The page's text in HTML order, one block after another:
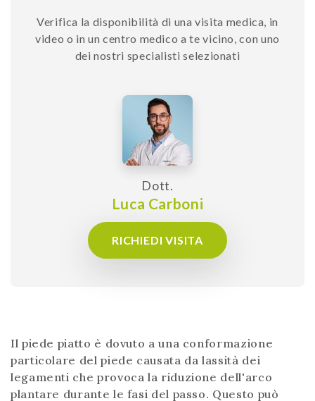
Verifica la disponibilità di una visita medica, in
video o in un centro medico a te vicino, con uno
dei nostri specialisti selezionati
Dott.
Luca Carboni
RICHIEDI VISITA
Il piede piatto è dovuto a una conformazione
particolare del piede causata da lassità dei
legamenti che provoca la riduzione dell'arco
plantare durante le fasi del passo. Questo può